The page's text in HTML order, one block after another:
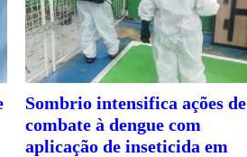
Sombrio intensifica ações de
combate à dengue com
aplicação de inseticida em